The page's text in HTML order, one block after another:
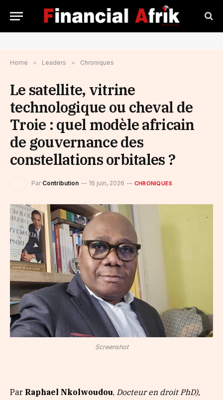
Home » Leaders » Chroniques
Le satellite, vitrine
technologique ou cheval de
Troie : quel modèle africain
de gouvernance des
constellations orbitales ?
Par Contribution 16 juin, 2026 CHRONIQUES
Screenshot
Par Raphael Nkolwoudou, Docteur en droit PhD),